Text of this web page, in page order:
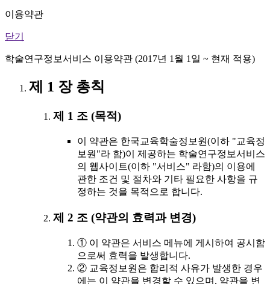
이용약관
닫기
학술연구정보서비스 이용약관 (2017년 1월 1일 ~ 현재 적용)
제 1 장 총칙
제 1 조 (목적)
이 약관은 한국교육학술정보원(이하 "교육정
보원"라 함)이 제공하는 학술연구정보서비스
의 웹사이트(이하 "서비스" 라함)의 이용에
관한 조건 및 절차와 기타 필요한 사항을 규
정하는 것을 목적으로 합니다.
제 2 조 (약관의 효력과 변경)
① 이 약관은 서비스 메뉴에 게시하여 공시함
으로써 효력을 발생합니다.
② 교육정보원은 합리적 사유가 발생한 경우
에는 이 약관을 변경할 수 있으며, 약관을 변